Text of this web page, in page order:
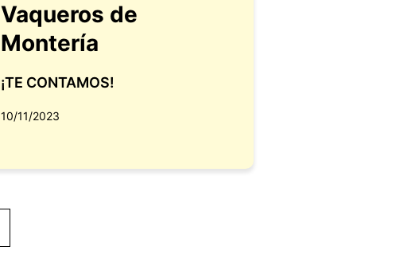
Vaqueros de
Montería
¡TE CONTAMOS!
10/11/2023